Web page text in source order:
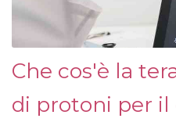
Che cos'è la
di protoni per il